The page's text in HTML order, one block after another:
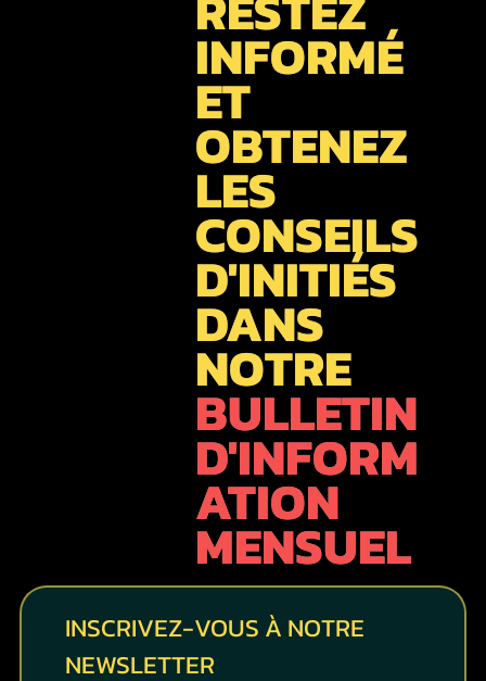
INFORMÉ
ET
OBTENEZ
LES
CONSEILS
D'INITIÉS
DANS
NOTRE
BULLETIN
D'INFORM
ATION
MENSUEL
INSCRIVEZ-VOUS À NOTRE
NEWSLETTER